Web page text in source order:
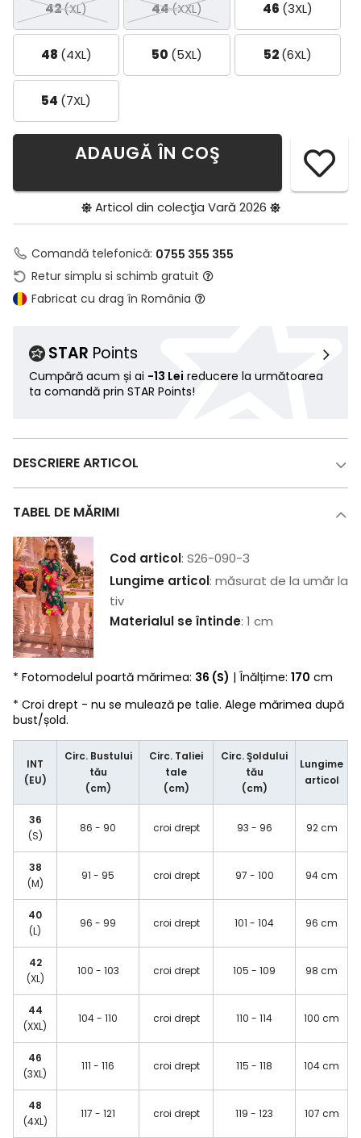
42(XL) 44(XXL) 46 (3XL)
48 (4XL) 50 (5XL) 52(6XL)
54 (7XL)
ADAUGĂ ÎN COŞ
Articol din colecţia Vară 2026
Comandă telefonică: 0755 355 355
Retur simplu si schimb gratuit
Fabricat cu drag în România
STAR Points
Cumpără acum și ai -13 Lei reducere la următoarea
ta comandă prin STAR Points!
DESCRIERE ARTICOL
TABEL DE MĂRIMI
Cod articol: S26-090-3
Lungime articol: măsurat de la umăr la
tiv
Materialul se întinde: 1 cm
* Fotomodelul poartă mărimea: 36 (S) | Înălțime: 170 cm
* Croi drept - nu se mulează pe talie. Alege mărimea după
bust/șold.
INT
(EU)
Circ. Bustului
tău
(cm)
Circ. Taliei
tale
(cm)
Circ. Şoldului
tău
(cm)
Lungime
articol
36
(S)
86 - 90 croi drept 93 - 96 92 cm
38
(M)
91 - 95 croi drept 97 - 100 94 cm
40
(L)
96 - 99 croi drept 101 - 104 96 cm
42
(XL)
100 - 103 croi drept 105 - 109 98 cm
44
(XXL)
104 - 110 croi drept 110 - 114 100 cm
46
(3XL)
111 - 116 croi drept 115 - 118 104 cm
48
(4XL)
117 - 121 croi drept 119 - 123 107 cm